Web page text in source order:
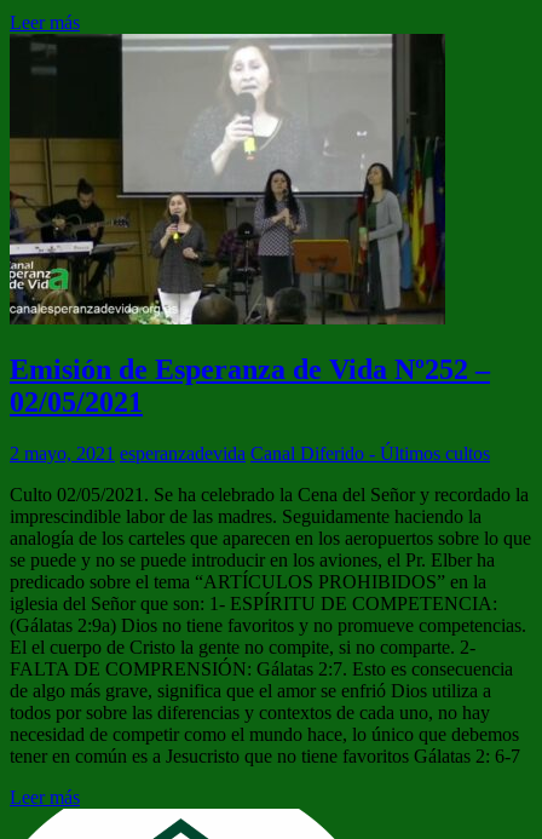
Leer más
Emisión de Esperanza de Vida Nº252 –
02/05/2021
2 mayo, 2021 esperanzadevida Canal Diferido - Últimos cultos
Culto 02/05/2021. Se ha celebrado la Cena del Señor y recordado la
imprescindible labor de las madres. Seguidamente haciendo la
analogía de los carteles que aparecen en los aeropuertos sobre lo que
se puede y no se puede introducir en los aviones, el Pr. Elber ha
predicado sobre el tema “ARTÍCULOS PROHIBIDOS” en la
iglesia del Señor que son: 1- ESPÍRITU DE COMPETENCIA:
(Gálatas 2:9a) Dios no tiene favoritos y no promueve competencias.
El el cuerpo de Cristo la gente no compite, si no comparte. 2-
FALTA DE COMPRENSIÓN: Gálatas 2:7. Esto es consecuencia
de algo más grave, significa que el amor se enfrió Dios utiliza a
todos por sobre las diferencias y contextos de cada uno, no hay
necesidad de competir como el mundo hace, lo único que debemos
tener en común es a Jesucristo que no tiene favoritos Gálatas 2: 6-7
Leer más